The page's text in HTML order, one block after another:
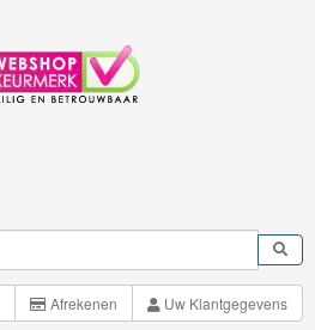
Afrekenen
Uw Klantgegevens